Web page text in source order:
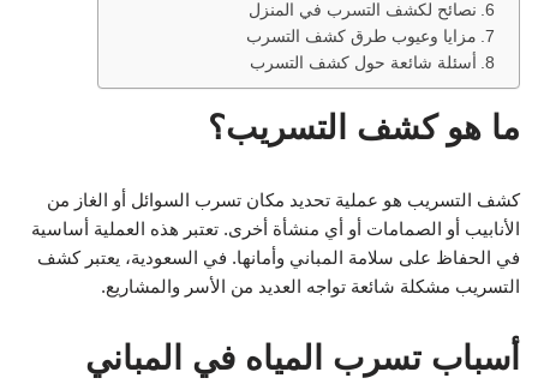
نصائح لكشف التسرب في المنزل
مزايا وعيوب طرق كشف التسرب
أسئلة شائعة حول كشف التسرب
ما هو كشف التسريب؟
كشف التسريب هو عملية تحديد مكان تسرب السوائل أو الغاز من
الأنابيب أو الصمامات أو أي منشأة أخرى. تعتبر هذه العملية أساسية
في الحفاظ على سلامة المباني وأمانها. في السعودية، يعتبر كشف
التسريب مشكلة شائعة تواجه العديد من الأسر والمشاريع.
أسباب تسرب المياه في المباني